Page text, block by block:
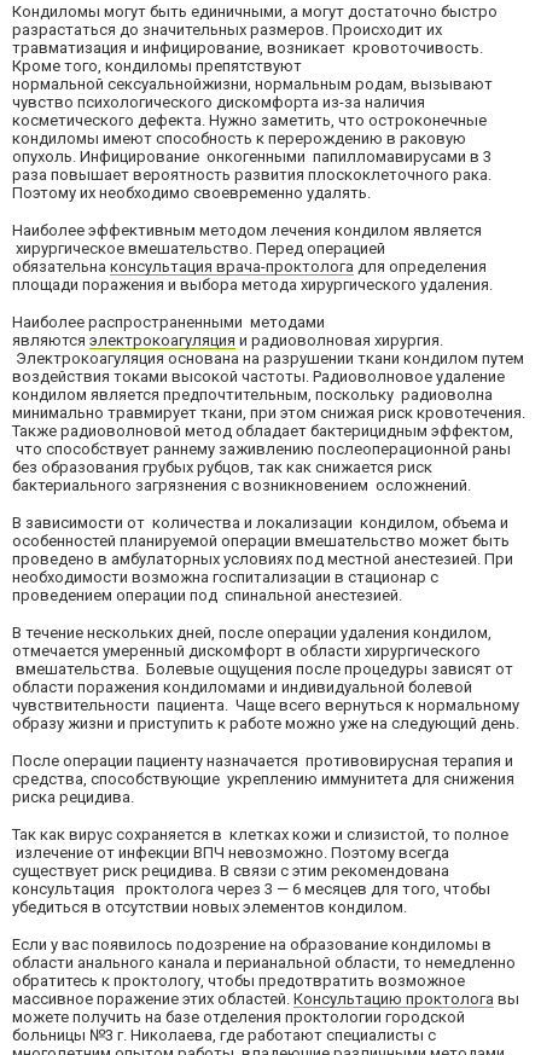
Кондиломы могут быть единичными, а могут достаточно быстро
разрастаться до значительных размеров. Происходит их
травматизация и инфицирование, возникает кровоточивость.
Кроме того, кондиломы препятствуют
нормальной сексуальнойжизни, нормальным родам, вызывают
чувство психологического дискомфорта из-за наличия
косметического дефекта. Нужно заметить, что остроконечные
кондиломы имеют способность к перерождению в раковую
опухоль. Инфицирование онкогенными папилломавирусами в 3
раза повышает вероятность развития плоскоклеточного рака.
Поэтому их необходимо своевременно удалять.
Наиболее эффективным методом лечения кондилом является
хирургическое вмешательство. Перед операцией
обязательна консультация врача-проктолога для определения
площади поражения и выбора метода хирургического удаления.
Наиболее распространенными методами
являются электрокоагуляция и радиоволновая хирургия.
Электрокоагуляция основана на разрушении ткани кондилом путем
воздействия токами высокой частоты. Радиоволновое удаление
кондилом является предпочтительным, поскольку радиоволна
минимально травмирует ткани, при этом снижая риск кровотечения.
Также радиоволновой метод обладает бактерицидным эффектом,
что способствует раннему заживлению послеоперационной раны
без образования грубых рубцов, так как снижается риск
бактериального загрязнения с возникновением осложнений.
В зависимости от количества и локализации кондилом, объема и
особенностей планируемой операции вмешательство может быть
проведено в амбулаторных условиях под местной анестезией. При
необходимости возможна госпитализации в стационар с
проведением операции под спинальной анестезией.
В течение нескольких дней, после операции удаления кондилом,
отмечается умеренный дискомфорт в области хирургического
вмешательства. Болевые ощущения после процедуры зависят от
области поражения кондиломами и индивидуальной болевой
чувствительности пациента. Чаще всего вернуться к нормальному
образу жизни и приступить к работе можно уже на следующий день.
После операции пациенту назначается противовирусная терапия и
средства, способствующие укреплению иммунитета для снижения
риска рецидива.
Так как вирус сохраняется в клетках кожи и слизистой, то полное
излечение от инфекции ВПЧ невозможно. Поэтому всегда
существует риск рецидива. В связи с этим рекомендована
консультация проктолога через 3 — 6 месяцев для того, чтобы
убедиться в отсутствии новых элементов кондилом.
Если у вас появилось подозрение на образование кондиломы в
области анального канала и перианальной области, то немедленно
обратитесь к проктологу, чтобы предотвратить возможное
массивное поражение этих областей. Консультацию проктолога вы
можете получить на базе отделения проктологии городской
больницы №3 г. Николаева, где работают специалисты с